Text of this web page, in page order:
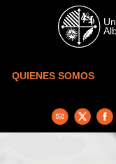
Skip to main content
QUIENES SOMOS